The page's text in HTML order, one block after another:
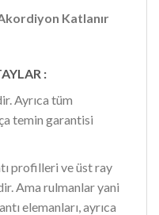
Katlanır
:
Ayrıca tüm
temin garantisi
profilleri ve üst ray
Ama rulmanlar yani
elemanları, ayrıca